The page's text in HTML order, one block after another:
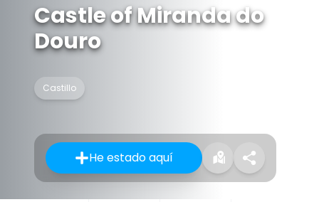
Castle of Miranda do
Douro
Castillo
He estado aquí